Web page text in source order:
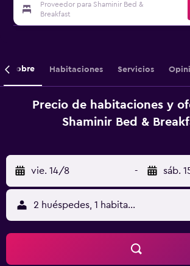
Proveedor para Shaminir Bed &
Breakfast
Sobre Habitaciones Servicios
Precio de habitaciones y
Shaminir Bed &
vie. 14/8 - sáb.
2 huéspedes, 1 habitación